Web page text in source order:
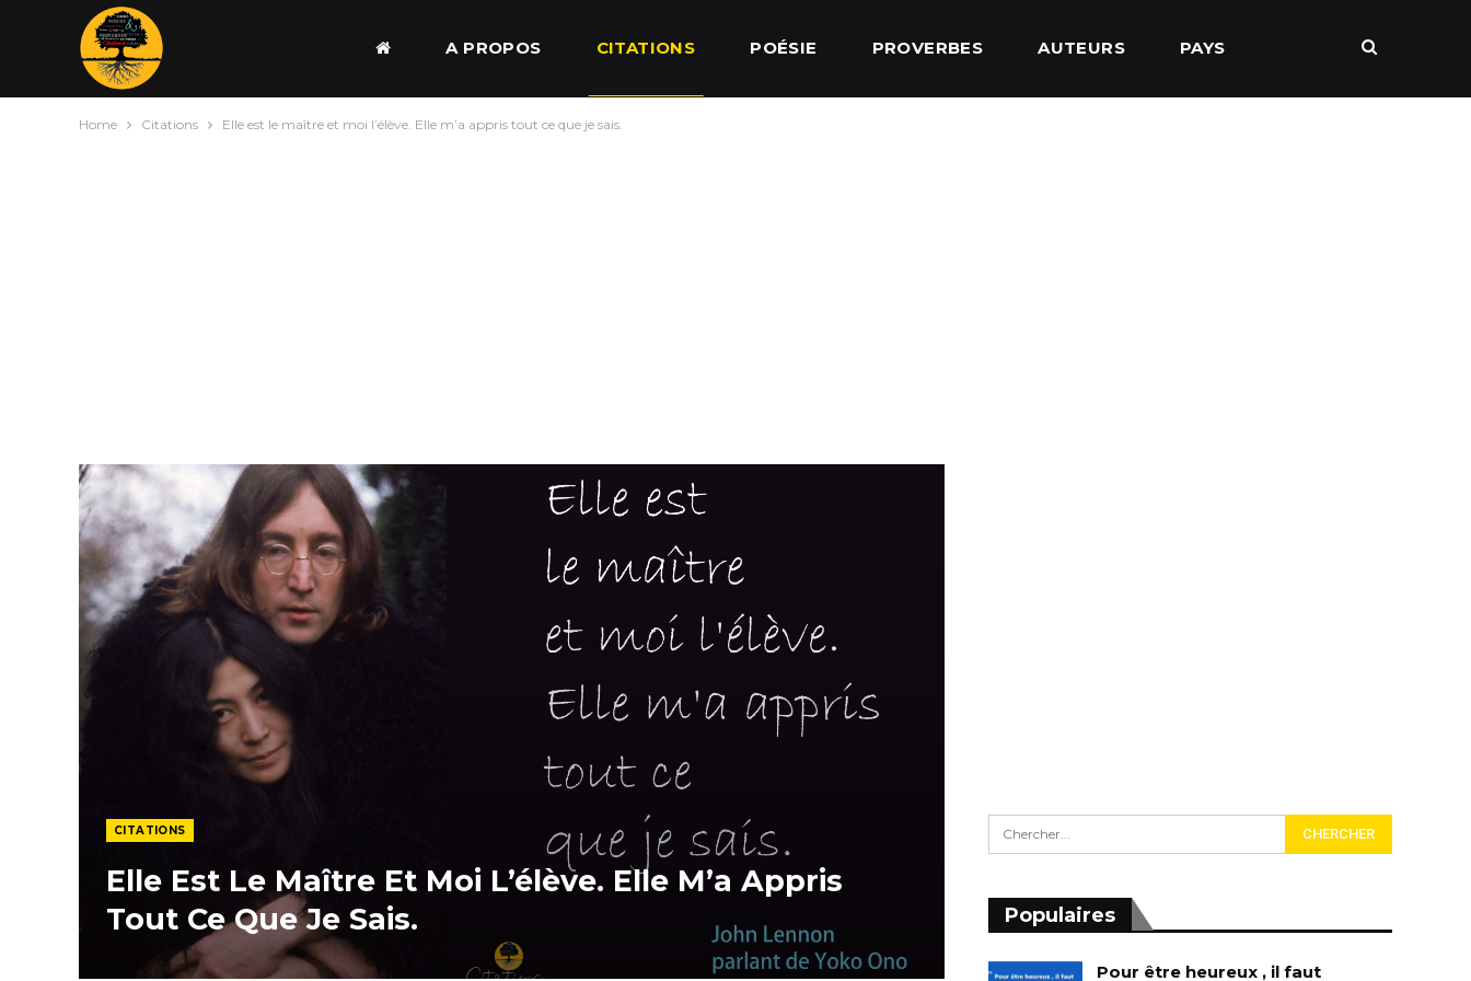
A PROPOS CITATIONS POÉSIE PROVERBES AUTEURS PAYS
Home Citations Elle est le maître et moi l’élève. Elle m’a appris tout ce que je sais.
CITATIONS
Elle Est Le Maître Et Moi L’élève. Elle M’a Appris
Tout Ce Que Je Sais.
Populaires
Pour être heureux , il faut